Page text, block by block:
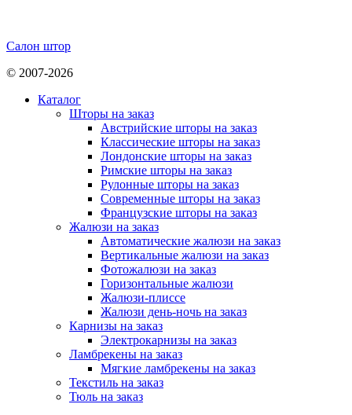
Салон штор
© 2007-2026
Каталог
Шторы на заказ
Австрийские шторы на заказ
Классические шторы на заказ
Лондонские шторы на заказ
Римские шторы на заказ
Рулонные шторы на заказ
Современные шторы на заказ
Французские шторы на заказ
Жалюзи на заказ
Автоматические жалюзи на заказ
Вертикальные жалюзи на заказ
Фотожалюзи на заказ
Горизонтальные жалюзи
Жалюзи-плиссе
Жалюзи день-ночь на заказ
Карнизы на заказ
Электрокарнизы на заказ
Ламбрекены на заказ
Мягкие ламбрекены на заказ
Текстиль на заказ
Тюль на заказ